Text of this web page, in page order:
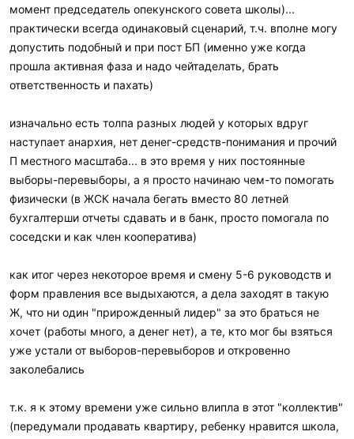
и
момент председатель опекунского совета школы)...
практически всегда одинаковый сценарий, т.ч. вполне могу
допустить подобный и при пост БП (именно уже когда
прошла активная фаза и надо чейтаделать, брать
ответственность и пахать)
изначально есть толпа разных людей у которых вдруг
наступает анархия, нет денег-средств-понимания и прочий
П местного масштаба... в это время у них постоянные
выборы-перевыборы, а я просто начинаю чем-то помогать
физически (в ЖСК начала бегать вместо 80 летней
бухгалтерши отчеты сдавать и в банк, просто помогала по
соседски и как член кооператива)
как итог через некоторое время и смену 5-6 руководств и
форм правления все выдыхаются, а дела заходят в такую
Ж, что ни один "прирожденный лидер" за это браться не
хочет (работы много, а денег нет), а те, кто мог бы взяться
уже устали от выборов-перевыборов и откровенно
заколебались
т.к. я к этому времени уже сильно влипла в этот "коллектив"
(передумали продавать квартиру, ребенку нравится школа,